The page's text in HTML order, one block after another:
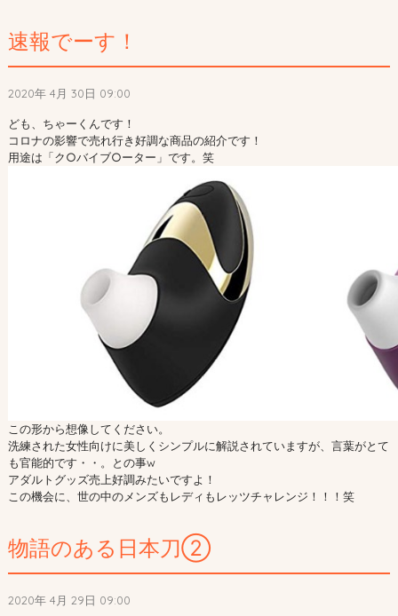
速報でーす！
2020年 4月 30日 09:00
ども、ちゃーくんです！
コロナの影響で売れ行き好調な商品の紹介です！
用途は「ク○バイブ○ーター」です。笑
この形から想像してください。
洗練された女性向けに美しくシンプルに解説されていますが、言葉がとて
も官能的です・・。との事w
アダルトグッズ売上好調みたいですよ！
この機会に、世の中のメンズもレディもレッツチャレンジ！！！笑
物語のある日本刀②
2020年 4月 29日 09:00